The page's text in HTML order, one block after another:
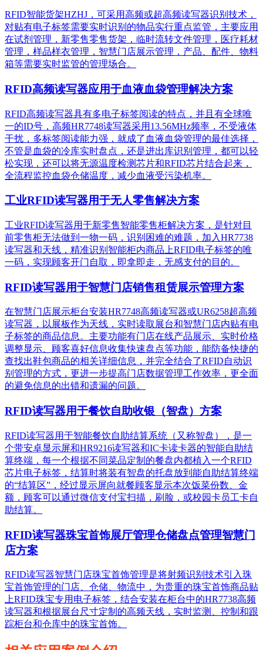
RFID智能货架HZHJ，可采用高频或超高频读写器识别技术，
对贴有电子标签需要实时识别的物品实行重点监管，主要应用
在试剂管理，新零售零售货架，临时流转文件管理，医疗耗材
管理，样品样衣管理，智慧门店展示管理，产品、配件、物料
箱等需要实时监管的管理场合。
RFID高频读写器应用于血液血袋管理解决方案
RFID高频读写器具有多电子标签阅读的特点，并且有全球唯
一的ID号，高频HR7748读写器采用13.56MHz频率，不受液体
干扰，多标签阅读能力强，就成了血液血袋管理的最佳选择，
不管是血袋的冷库实时盘点，还是进出库识别管理，都可以轻
松实现，还可以将无源温度检测芯片和RFID芯片结合起来，
全流程监控血袋仓储温度，减少血液受污染机率。
工业RFID读写器用于无人零售解决方案
工业RFID读写器用于新零售智能零售柜解决方案，是针对目
前零售柜无法做到一物一码，识别困难的难题，加入HR7738
读写器和天线，精准识别​智能柜内商品上RFID电子标签的唯
一码，实现顾客开门自取，即拿即走，无感支付的目的。
RFID读写器用于智慧门店销售租赁展示管理方案
在智慧门店展示柜台安装HR7748高频读写器或UR6258超高频
读写器，以展板作为天线，实时读取展台和智慧门店内贴有电
子标签的商品信息。主要功能有门店在线产品展示、实时价格
调整显示、顾客喜好信息收集快速盘点等功能，能防备快捷的
查找出鞋包商品的相关详细信息，并完全结合了RFID自动识
别管理的方式，更进一步提高门店数据管理工作效率，更全面
的避免信息的出错和遗漏的问题。
RFID读写器用于餐饮自助收银（智盘）方案
RFID读写器用于智能餐饮自助结算系统（又称智盘），是一
个带安卓显示屏和HR9216读写器和IC卡读卡器的智能自助结
算终端，每一个根据不同菜品定制的餐盘内都植入一个RFID
芯片电子标签，结算时将装有智盘的托盘放到能自助结算终端
的“结算区”，经过显示屏向就餐顾客显示本次饭菜份数、金
额，顾客可以通过微信支付宝扫描，刷脸，或校园卡员工卡自
助结算。
RFID读写器珠宝首饰展厅管理仓储盘点管理智慧门
店方案
RFID读写器智慧门店珠宝首饰管理是将射频识别技术引入珠
宝首饰管理的门店、仓储、物流中，为贵重的珠宝首饰商品贴
上RFID珠宝专用电子标签，结合安装在柜台中的HR7738高频
读写器和根据展台尺寸定制的高频天线，实时监测、控制和跟
踪柜台和仓库中的珠宝首饰。